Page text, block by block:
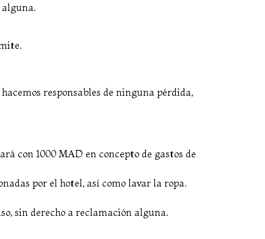
responsables de ninguna pérdida,
con 1000 MAD en concepto de gastos de
por el hotel, así como lavar la ropa.
sin derecho a reclamación alguna.